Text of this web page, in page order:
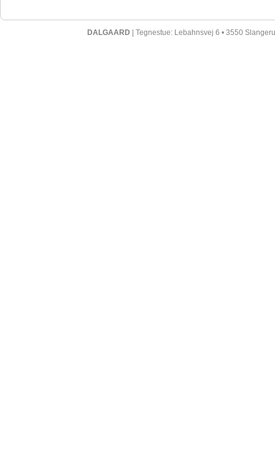
DALGAARD | Tegnestue: Lebahnsvej 6 • 3550